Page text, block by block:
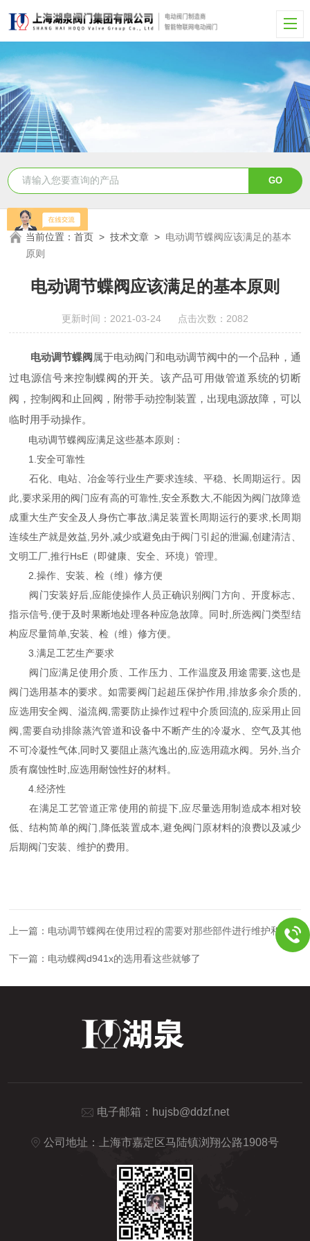
当前位置：首页 >技术文章 > 电动调节蝶阀应该满足的基本
原则
电动调节蝶阀应该满足的基本原则
更新时间：2021-03-24 点击次数：2082
电动调节蝶阀属于电动阀门和电动调节阀中的一个品种，通
过电源信号来控制蝶阀的开关。该产品可用做管道系统的切断
阀，控制阀和止回阀，附带手动控制装置，出现电源故障，可以
临时用手动操作。
电动调节蝶阀应满足这些基本原则：
1.安全可靠性
石化、电站、冶金等行业生产要求连续、平稳、长周期运行。因
此,要求采用的阀门应有高的可靠性,安全系数大,不能因为阀门故障造
成重大生产安全及人身伤亡事故,满足装置长周期运行的要求,长周期
连续生产就是效益,另外,减少或避免由于阀门引起的泄漏,创建清洁、
文明工厂,推行HsE（即健康、安全、环境）管理。
2.操作、安装、检（维）修方便
阀门安装好后,应能使操作人员正确识别阀门方向、开度标志、
指示信号,便于及时果断地处理各种应急故障。同时,所选阀门类型结
构应尽量筒单,安装、检（维）修方便。
3.满足工艺生产要求
阀门应满足使用介质、工作压力、工作温度及用途需要,这也是
阀门选用基本的要求。如需要阀门起超压保护作用,排放多余介质的,
应选用安全阀、溢流阀,需要防止操作过程中介质回流的,应采用止回
阀,需要自动排除蒸汽管道和设备中不断产生的冷凝水、空气及其他
不可冷凝性气体,同时又要阻止蒸汽逸出的,应选用疏水阀。另外,当介
质有腐蚀性时,应选用耐蚀性好的材料。
4.经济性
在满足工艺管道正常使用的前提下,应尽量选用制造成本相对较
低、结构简单的阀门,降低装置成本,避免阀门原材料的浪费以及减少
后期阀门安装、维护的费用。
上一篇： 电动调节蝶阀在使用过程的需要对那些部件进行维护和保养
下一篇： 电动蝶阀d941x的选用看这些就够了
电子邮箱： hujsb@ddzf.net
公司地址：上海市嘉定区马陆镇浏翔公路1908号